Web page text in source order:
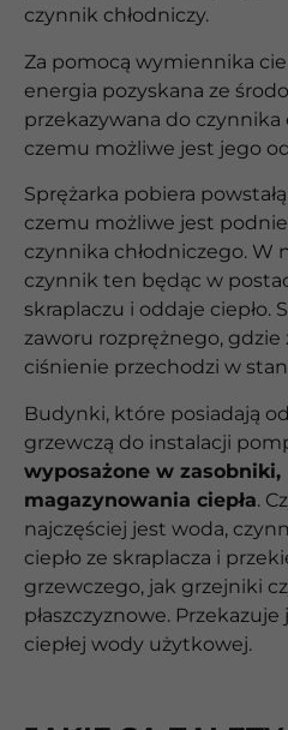
czynnik chłodniczy.
Za pomocą wymiennika
energia pozyskana ze
przekazywana do czynnika
czemu możliwe jest jego
Sprężarka pobiera
czemu możliwe jest
czynnika chłodniczego. W
czynnik ten będąc w
skraplaczu i oddaje ciepło.
zaworu rozprężnego, gdzie
ciśnienie przechodzi w stan
Budynki, które posiadają
grzewczą do instalacji
wyposażone w
magazynowania ciepła.
najczęściej jest woda,
ciepło ze skraplacza i
grzewczego, jak grzejniki
płaszczyznowe.
ciepłej wody użytkowej.